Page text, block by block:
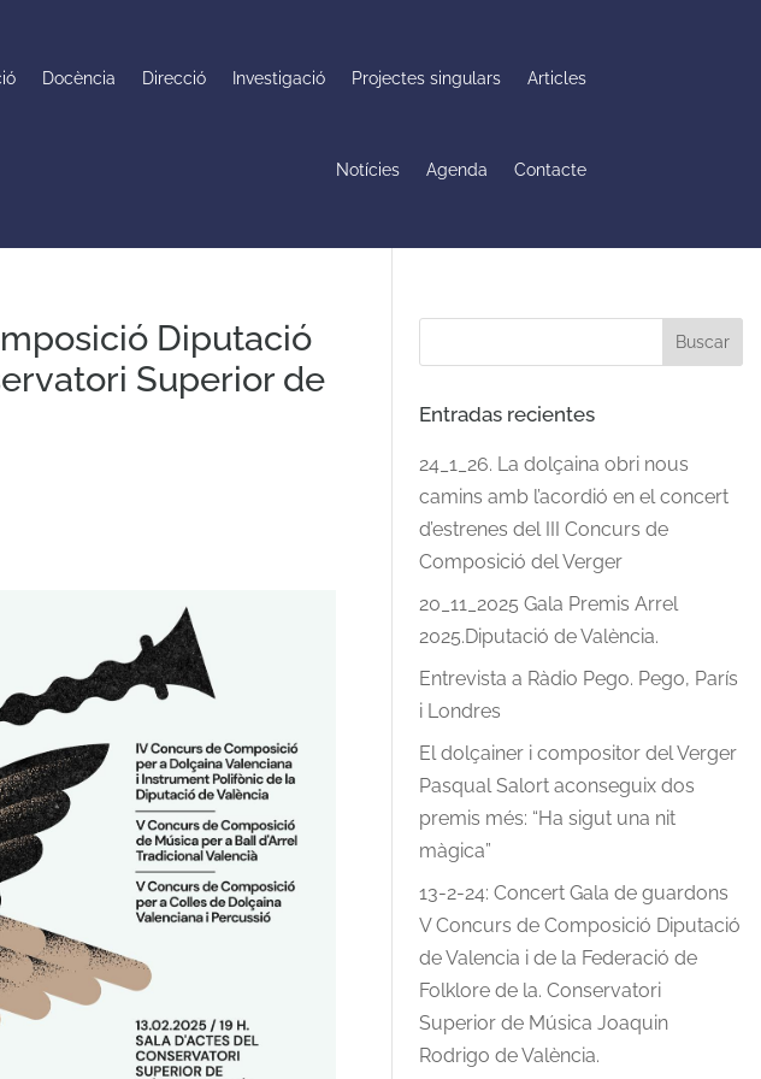
Docència Direcció Investigació Projectes singulars Articles
Notícies Agenda Contacte
Diputació
Superior de
Entradas recientes
24_1_26. La dolçaina obri nous
camins amb l’acordió en el concert
d’estrenes del III Concurs de
Composició del Verger
20_11_2025 Gala Premis Arrel
2025.Diputació de València.
Entrevista a Ràdio Pego. Pego, París
i Londres
El dolçainer i compositor del Verger
Pasqual Salort aconseguix dos
premis més: “Ha sigut una nit
màgica”
13-2-24: Concert Gala de guardons
V Concurs de Composició Diputació
de Valencia i de la Federació de
Folklore de la. Conservatori
Superior de Música Joaquin
Rodrigo de València.